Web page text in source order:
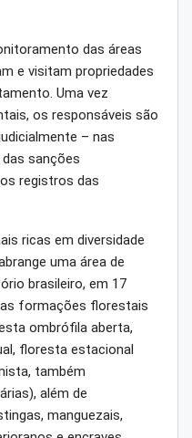
das áreas
e visitam propriedades
Uma vez
os responsáveis são
– nas
sanções
registros das
ricas em diversidade
uma área de
brasileiro, em 17
formações florestais
ombrófila aberta,
floresta estacional
também
além de
manguezais,